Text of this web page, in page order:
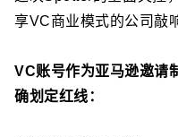
享VC商业模式的公司敲
VC账号作为亚马逊邀请
确划定红线：